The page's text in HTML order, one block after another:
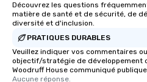
Découvrez les questions
matière de santé et de sécurité, de
diversité et d'inclusion.
PRATIQUES DURABLES
Veuillez indiquer vos commentaires
objectif/stratégie de développement
Woodruff House communiqué
Aucune réponse.